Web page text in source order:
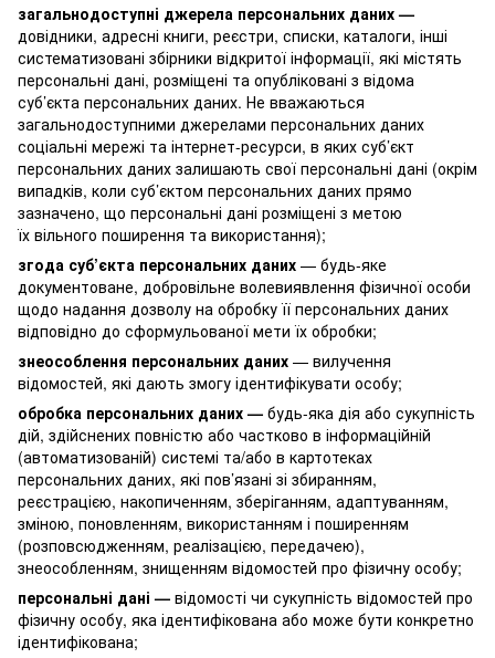
загальнодоступні джерела персональних даних —
довідники, адресні книги, реєстри, списки, каталоги, інші
систематизовані збірники відкритої інформації, які містять
персональні дані, розміщені та опубліковані з відома
суб’єкта персональних даних. Не вважаються
загальнодоступними джерелами персональних даних
соціальні мережі та інтернет-ресурси, в яких суб’єкт
персональних даних залишають свої персональні дані (окрім
випадків, коли суб’єктом персональних даних прямо
зазначено, що персональні дані розміщені з метою
їх вільного поширення та використання);
згода суб’єкта персональних даних — будь-яке
документоване, добровільне волевиявлення фізичної особи
щодо надання дозволу на обробку її персональних даних
відповідно до сформульованої мети їх обробки;
знеособлення персональних даних — вилучення
відомостей, які дають змогу ідентифікувати особу;
обробка персональних даних — будь-яка дія або сукупність
дій, здійснених повністю або частково в інформаційній
(автоматизованій) системі та/або в картотеках
персональних даних, які пов’язані зі збиранням,
реєстрацією, накопиченням, зберіганням, адаптуванням,
зміною, поновленням, використанням і поширенням
(розповсюдженням, реалізацією, передачею),
знеособленням, знищенням відомостей про фізичну особу;
персональні дані — відомості чи сукупність відомостей про
фізичну особу, яка ідентифікована або може бути конкретно
ідентифікована;